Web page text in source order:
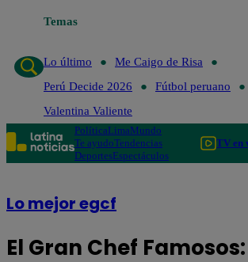
Temas
Lo último
Me Caigo de Risa
Perú Decide 2026
Fútbol peruano
Valentina Valiente
PolíticaLimaMundo
Te ayudoTendencias
DeportesEspectáculos
TV en
Lo mejor egcf
El Gran Chef